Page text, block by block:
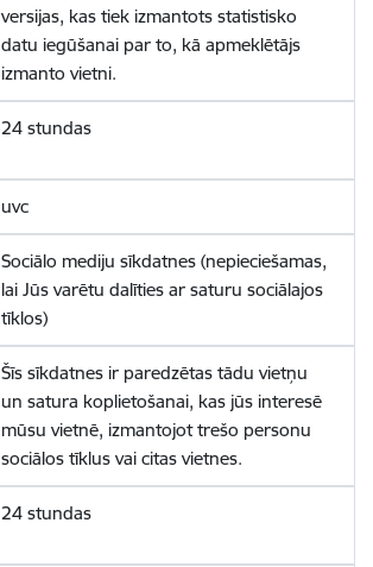
versijas, kas tiek izmantots statistisko
datu iegūšanai par to, kā apmeklētājs
izmanto vietni.
24 stundas
uvc
Sociālo mediju sīkdatnes (nepieciešamas,
lai Jūs varētu dalīties ar saturu sociālajos
tīklos)
Šīs sīkdatnes ir paredzētas tādu vietņu
un satura koplietošanai, kas jūs interesē
mūsu vietnē, izmantojot trešo personu
sociālos tīklus vai citas vietnes.
24 stundas